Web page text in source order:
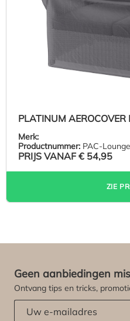
PLATINUM AEROCOVER
Merk:
Productnummer: PAC-
PRIJS VANAF € 54,95
ZIE
Geen aanbiedingen
Ontvang tips en tricks,